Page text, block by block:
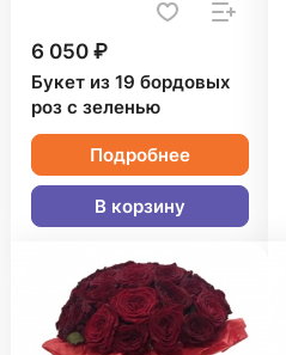
6 050 ₽
Букет из 19 бордовых
роз с зеленью
Подробнее
В корзину